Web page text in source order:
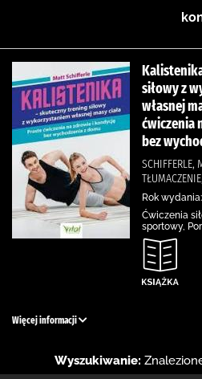
siłowy z
własnej
ćwiczenia
bez
SCHIFFERLE,
Rok wydania:
Ćwiczenia
sportowy,
Więcej informacji
Wyszukiwanie: